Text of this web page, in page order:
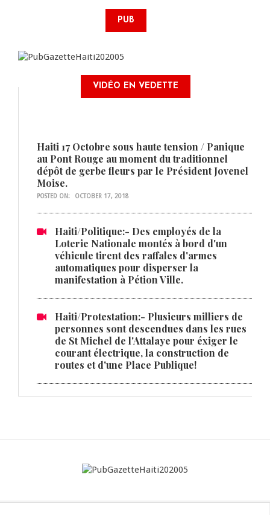
PUB
VIDÉO EN VEDETTE
Haiti 17 Octobre sous haute tension / Panique
au Pont Rouge au moment du traditionnel
dépôt de gerbe fleurs par le Président Jovenel
Moise.
POSTED ON: OCTOBER 17, 2018
Haiti/Politique:- Des employés de la
Loterie Nationale montés à bord d'un
véhicule tirent des raffales d'armes
automatiques pour disperser la
manifestation à Pétion Ville.
Haiti/Protestation:- Plusieurs milliers de
personnes sont descendues dans les rues
de St Michel de l'Attalaye pour éxiger le
courant électrique, la construction de
routes et d'une Place Publique!